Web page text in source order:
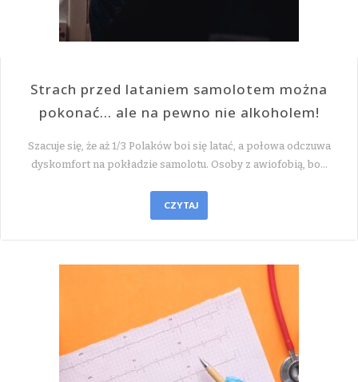
Strach przed lataniem samolotem można
pokonać… ale na pewno nie alkoholem!
Szacuje się, że aż 1/3 Polaków boi się latać, a połowa odczuwa
dyskomfort na pokładzie samolotu. Osoby z awiofobią, bo…
CZYTAJ